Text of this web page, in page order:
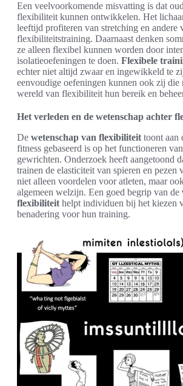
Een veelvoorkomende misvatting is dat
flexibiliteit kunnen ontwikkelen. Het
leeftijd profiteren van stretching en andere
flexibiliteitstraining. Daarnaast denken
ze alleen flexibel kunnen worden door
isolatieoefeningen te doen. Flexibele
echter niet altijd zwaar en ingewikkeld te
eenvoudige oefeningen kunnen ook zij
wereld van flexibiliteit hun bereik en
Het verleden en de wetenschap achter
De wetenschap van flexibiliteit toont aan
fitness gebaseerd is op het functioneren
gewrichten. Onderzoek heeft aangetoond
trainen de elasticiteit van spieren en pezen
niet alleen voordelen voor atleten, maar
algemeen welzijn. Een goed begrip van de
flexibiliteit helpt individuen bij het kiezen
benadering voor hun training.